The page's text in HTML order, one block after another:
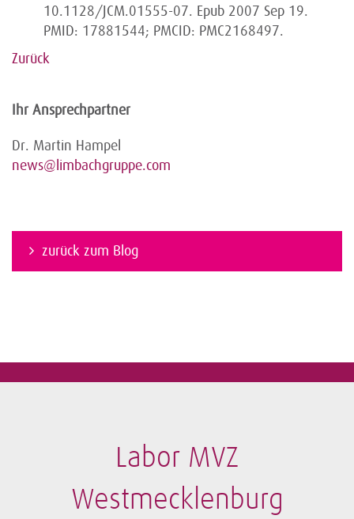
10.1128/JCM.01555-07. Epub 2007 Sep 19.
PMID: 17881544; PMCID: PMC2168497.
Zurück
Ihr Ansprechpartner
Dr. Martin Hampel
news@limbachgruppe.com
zurück zum Blog
Labor MVZ
Westmecklenburg